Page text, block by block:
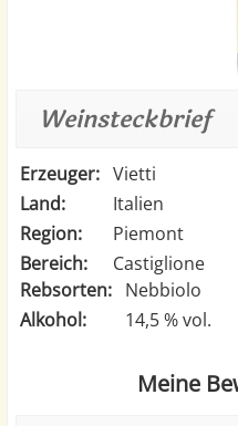
Weinsteckbrief
Erzeuger: Vietti
Land:
Italien
Region:
Piemont
Bereich:
Castiglione
Rebsorten: Nebbiolo
Alkohol:
14,5 % vol.
Meine